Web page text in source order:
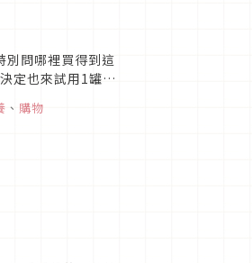
別問哪裡買得到這
定也來試用1罐，
、 購物